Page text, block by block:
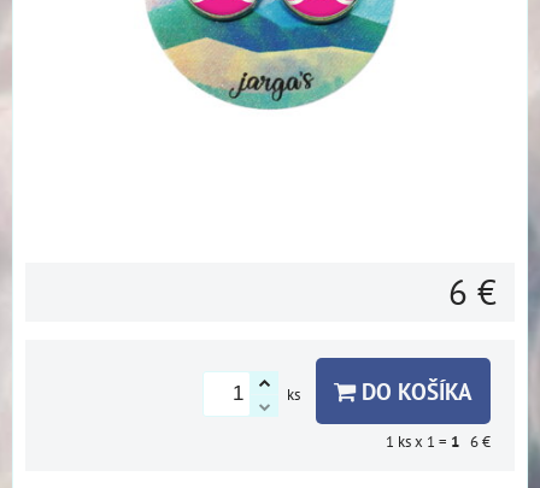
6 €
ks DO KOŠÍKA
1 ks x 1 = 1 6 €